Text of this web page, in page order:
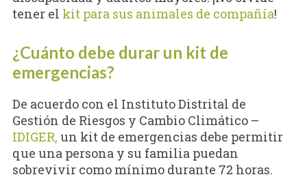
tener el kit para sus animales de compañía!
¿Cuánto debe durar un kit de
emergencias?
De acuerdo con el Instituto Distrital de
Gestión de Riesgos y Cambio Climático –
IDIGER, un kit de emergencias debe permitir
que una persona y su familia puedan
sobrevivir como mínimo durante 72 horas.